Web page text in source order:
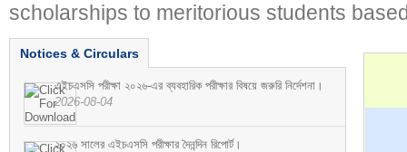
scholarships to meritorious students
Notices & Circulars
এইচএসসি পরীক্ষা ২০২৬-এর ব্যবহারিক পরীক্ষার বিষয়ে জরুরি নির্দেশনা।
2026-08-04
২০২৬ সালের এইচএসসি পরীক্ষার দৈনন্দিন রিপোর্ট।